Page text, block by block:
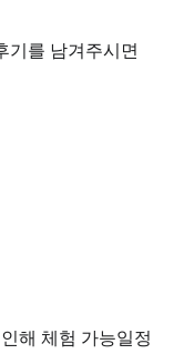
기를 남겨주시면
해 체험 가능일정